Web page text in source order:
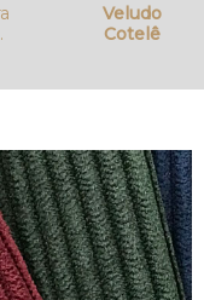
Veludo
Cotelê